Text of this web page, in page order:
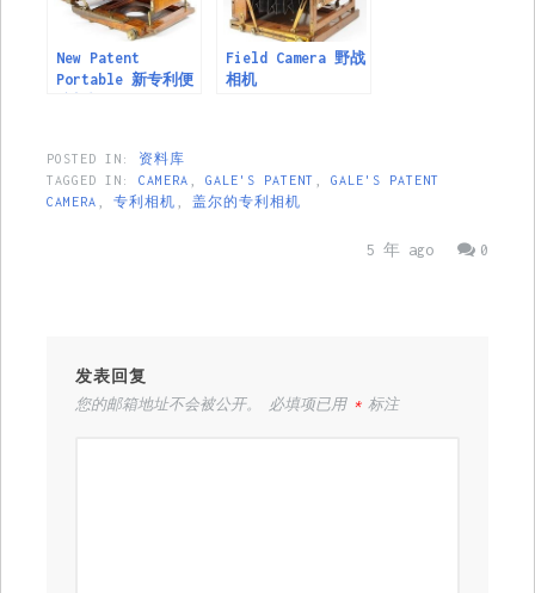
New Patent
Portable 新专利便
Field Camera 野战
相机
POSTED IN: 资料库
TAGGED IN: CAMERA GALE'S PATENT
GALE'S PATENT
CAMERA
专利相机 盖尔的专利相机
0
5 年 ago
发表回复
您的邮箱地址不会被公开。 必填项已用 *标注